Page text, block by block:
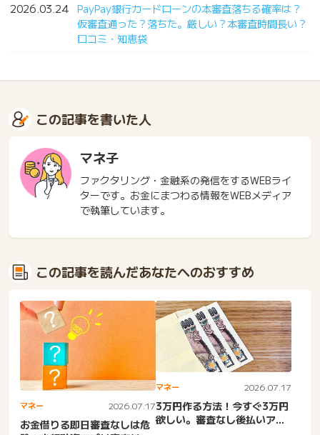
2026.03.24 PayPay銀行カードローンの本審査落ちる確率は？
仮審査通った？落ちた。厳しい？本審査時間長い？
口コミ・知恵袋
この記事を書いた人
マネ子
ファクタリング・金融系の発信をするWEBライ
ターです。お金にまつわる情報をWEBメディア
で執筆しています。
この記事を読んだあなたへのおすすめ
マネー 2026.07.17
お金借りる即日審査なしは危
マネー 2026.07.17
3万円作る方法！今すぐ3万円
欲しい。審査なし後払いアプ